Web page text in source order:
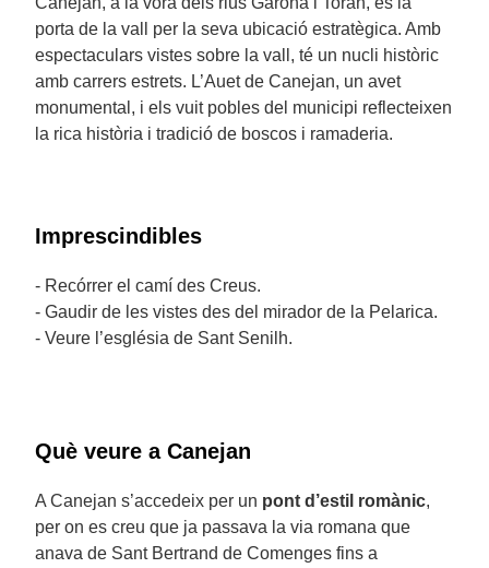
porta de la vall per la seva ubicació estratègica. Amb
espectaculars vistes sobre la vall, té un nucli històric
amb carrers estrets. L’Auet de Canejan, un avet
monumental, i els vuit pobles del municipi reflecteixen
la rica història i tradició de boscos i ramaderia.
Imprescindibles
- Recórrer el camí des Creus.
- Gaudir de les vistes des del mirador de la Pelarica.
- Veure l’església de Sant Senilh.
Què veure a Canejan
A Canejan s’accedeix per un pont d’estil romànic,
per on es creu que ja passava la via romana que
anava de Sant Bertrand de Comenges fins a